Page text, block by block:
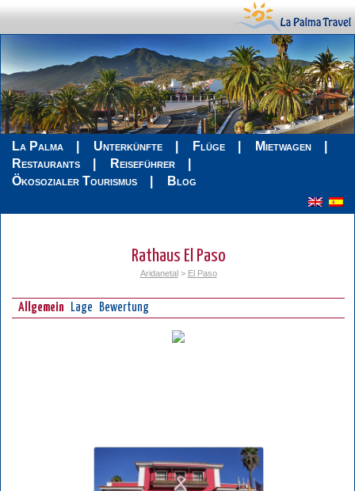
La Palma Unterkünfte Flüge
Mietwagen
Restaurants
Reiseführer
Ökosozialer Tourismus
Blog
Rathaus El Paso
Aridanetal> El Paso
Allgemein Lage Bewertung